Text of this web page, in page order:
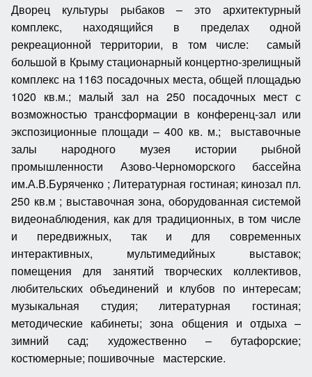
Дворец культуры рыбаков – это архитектурный
комплекс, находящийся в пределах одной
рекреационной территории, в том числе: самый
большой в Крыму стационарный концертно-зрелищный
комплекс на 1163 посадочных места, общей площадью
1020 кв.м.; малый зал на 250 посадочных мест с
возможностью трансформации в конференц-зал или
экспозиционные площади – 400 кв. м.; выставочные
залы народного музея истории рыбной
промышленности Азово-Черноморского бассейна
им.А.В.Буряченко ; Литературная гостиная; кинозал пл.
250 кв.м ; выставочная зона, оборудованная системой
видеонаблюдения, как для традиционных, в том числе
и передвижных, так и для современных
интерактивных, мультимедийных выставок;
помещения для занятий творческих коллективов,
любительских объединений и клубов по интересам;
музыкальная студия; литературная гостиная;
методические кабинеты; зона общения и отдыха –
зимний сад; художественно – бутафорские;
костюмерные; пошивочные мастерские.